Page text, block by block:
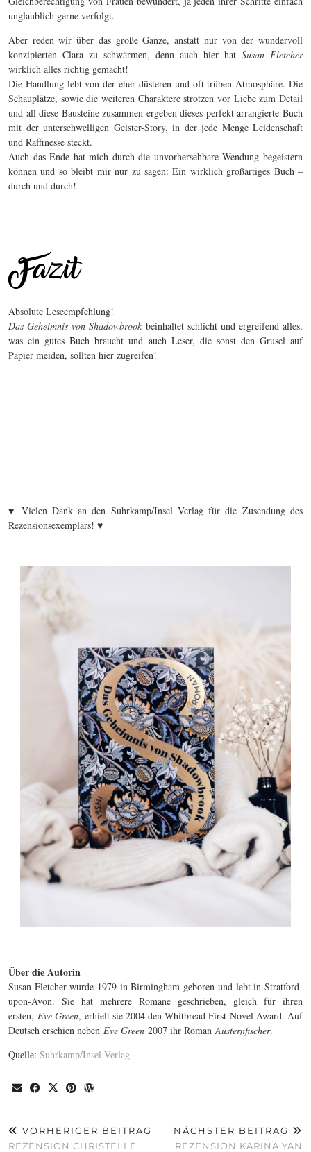
unglaublich gerne verfolgt.
Aber reden wir über das große Ganze, anstatt nur von der wundervoll
konzipierten Clara zu schwärmen, denn auch hier hat Susan Fletcher
wirklich alles richtig gemacht!
Die Handlung lebt von der eher düsteren und oft trüben Atmosphäre. Die
Schauplätze, sowie die weiteren Charaktere strotzen vor Liebe zum Detail
und all diese Bausteine zusammen ergeben dieses perfekt arrangierte Buch
mit der unterschwelligen Geister-Story, in der jede Menge Leidenschaft
und Raffinesse steckt.
Auch das Ende hat mich durch die unvorhersehbare Wendung begeistern
können und so bleibt mir nur zu sagen: Ein wirklich großartiges Buch –
durch und durch!
Absolute Leseempfehlung!
Das Geheimnis von Shadowbrook beinhaltet schlicht und ergreifend alles,
was ein gutes Buch braucht und auch Leser, die sonst den Grusel auf
Papier meiden, sollten hier zugreifen!
♥ Vielen Dank an den Suhrkamp/Insel Verlag für die Zusendung des
Rezensionsexemplars! ♥
Über die Autorin
Susan Fletcher wurde 1979 in Birmingham geboren und lebt in Stratford-
upon-Avon. Sie hat mehrere Romane geschrieben, gleich für ihren
ersten, Eve Green, erhielt sie 2004 den Whitbread First Novel Award. Auf
Deutsch erschien neben Eve Green 2007 ihr Roman Austernfischer.
Quelle: Suhrkamp/Insel Verlag
VORHERIGER BEITRAG
REZENSION CHRISTELLE
NÄCHSTER BEITRAG
REZENSION KARINA YAN